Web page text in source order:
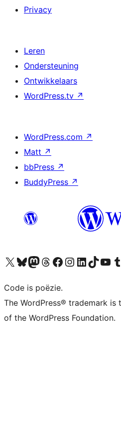
Privacy
Leren
Ondersteuning
Ontwikkelaars
WordPress.tv ↗
WordPress.com ↗
Matt ↗
bbPress ↗
BuddyPress ↗
Bezoek ons X (voorheen Twitter) account
Bezoek ons Bluesky account
Bezoek ons Mastodon account
Bezoek ons Threads account
Onze Facebook pagina bezoeken
Bezoek ons Instagram account
Bezoek ons LinkedIn account
Bezoek ons TikTok
Bezoek ons
Code is poëzie.
The WordPress® trademark
of the WordPress Foundation.